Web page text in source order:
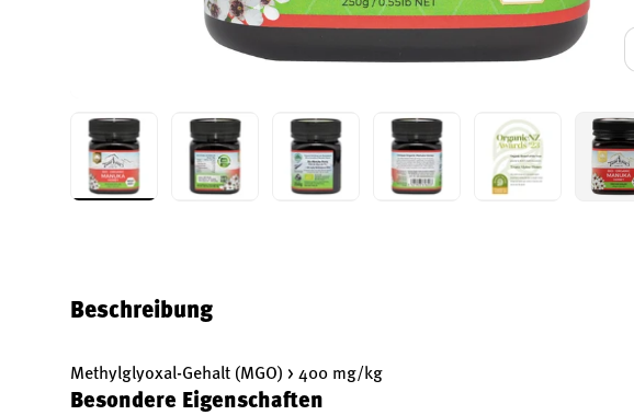
Beschreibung
Methylglyoxal-Gehalt (MGO) > 400 mg/kg
Besondere Eigenschaften